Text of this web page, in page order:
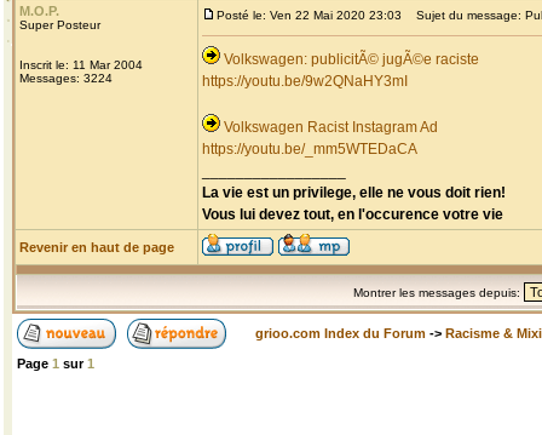
M.O.P.
Super Posteur
Inscrit le: 11 Mar 2004
Messages: 3224
Posté le: Ven 22 Mai 2020 23:03 Sujet du message:
Volkswagen: publicitÃ© jugÃ©e raciste
https://youtu.be/9w2QNaHY3mI
Volkswagen Racist Instagram Ad
https://youtu.be/_mm5WTEDaCA
La vie est un privilege, elle ne vous doit rien!
Vous lui devez tout, en l'occurence votre vie
Revenir en haut de page
Montrer les messages depuis:
grioo.com Index du Forum -> Racisme &
Page 1 sur1